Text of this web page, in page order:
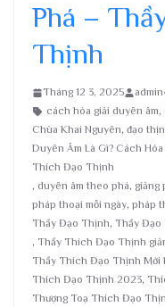
Phá –
Thịnh
Tháng 12 3, 2025 admin
cách hóa giải duyên âm,
Chùa Khai Nguyên, đạo
Duyên Âm Là Gì? Cách
Thích Đạo Thịnh
, duyên âm theo phá, giảng
pháp thoại mỗi ngày, pháp
Thầy Đạo Thịnh, Thầy Đạo
, Thầy Thích Đạo Thịnh
Thầy Thích Đạo Thịnh Mới
Thích Đạo Thịnh 2023,
Thượng Toạ Thích Đạo